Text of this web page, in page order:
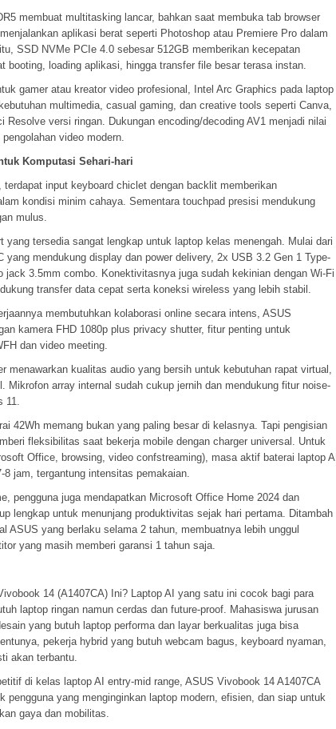
membuat multitasking lancar, bahkan saat membuka tab browser
aplikasi berat seperti Photoshop atau Premiere Pro dalam
SSD NVMe PCIe 4.0 sebesar 512GB memberikan kecepatan
booting, loading aplikasi, hingga transfer file besar terasa instan.
gamer atau kreator video profesional, Intel Arc Graphics pada laptop
multimedia, casual gaming, dan creative tools seperti Canva,
Resolve versi ringan. Dukungan encoding/decoding AV1 menjadi nilai
video modern.
Komputasi Sehari-hari
terdapat input keyboard chiclet dengan backlit memberikan
kondisi minim cahaya. Sementara touchpad presisi mendukung
mulus.
yang tersedia sangat lengkap untuk laptop kelas menengah. Mulai dari
yang mendukung display dan power delivery, 2x USB 3.2 Gen 1 Type-
jack 3.5mm combo. Konektivitasnya juga sudah kekinian dengan Wi-Fi
transfer data cepat serta koneksi wireless yang lebih stabil.
membutuhkan kolaborasi online secara intens, ASUS
kamera FHD 1080p plus privacy shutter, fitur penting untuk
dan video meeting.
menawarkan kualitas audio yang bersih untuk kebutuhan rapat virtual,
Mikrofon array internal sudah cukup jernih dan mendukung fitur noise-
11.
42Wh memang bukan yang paling besar di kelasnya. Tapi pengisian
fleksibilitas saat bekerja mobile dengan charger universal. Untuk
Office, browsing, video confstreaming), masa aktif baterai laptop AI
8 jam, tergantung intensitas pemakaian.
pengguna juga mendapatkan Microsoft Office Home 2024 dan
lengkap untuk menunjang produktivitas sejak hari pertama. Ditambah
ASUS yang berlaku selama 2 tahun, membuatnya lebih unggul
yang masih memberi garansi 1 tahun saja.
14 (A1407CA) Ini? Laptop AI yang satu ini cocok bagi para
laptop ringan namun cerdas dan future-proof. Mahasiswa jurusan
yang butuh laptop performa dan layar berkualitas juga bisa
pekerja hybrid yang butuh webcam bagus, keyboard nyaman,
akan terbantu.
di kelas laptop AI entry-mid range, ASUS Vivobook 14 A1407CA
pengguna yang menginginkan laptop modern, efisien, dan siap untuk
gaya dan mobilitas.